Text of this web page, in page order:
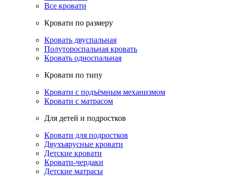
Все кровати
Кровати по размеру
Кровать двуспальная
Полутороспальная кровать
Кровать односпальная
Кровати по типу
Кровати с подъёмным механизмом
Кровати с матрасом
Для детей и подростков
Кровати для подростков
Двухъярусные кровати
Детские кровати
Кровати-чердаки
Детские матрасы